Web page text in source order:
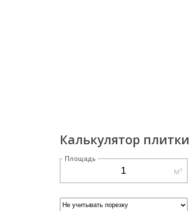
Калькулятор плитки
Площадь
м²